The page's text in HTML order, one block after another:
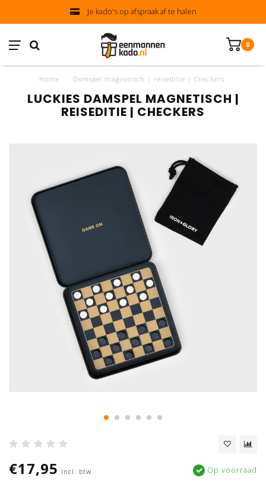
Je kado's op afspraak af te halen
0
Home Damspel magnetisch | reiseditie | Checkers
LUCKIES DAMSPEL MAGNETISCH |
REISEDITIE | CHECKERS
€17,95 Incl. btw Op voorraad